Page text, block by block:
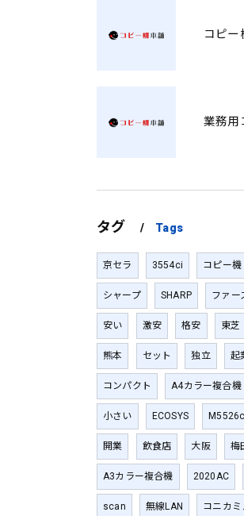
タグ Tags
京セラ 3554ci コピー機
シャープ SHARP ファー
安い 激安 格安 東芝
熊本 セット 独立 起
コンパクト A4カラー複合機
小さい ECOSYS
開業 飲食店 大阪 梅
A3カラー複合機 2020AC
scan 無線LAN コニカミ